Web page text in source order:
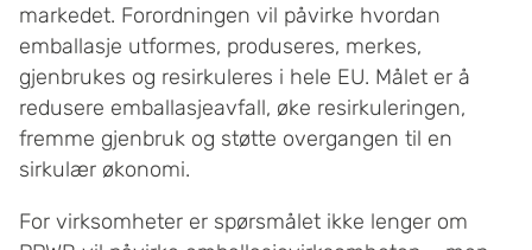
markedet. Forordningen vil påvirke hvordan
emballasje utformes, produseres, merkes,
gjenbrukes og resirkuleres i hele EU. Målet er å
redusere emballasjeavfall, øke resirkuleringen,
fremme gjenbruk og støtte overgangen til en
sirkulær økonomi.
For virksomheter er spørsmålet ikke lenger om